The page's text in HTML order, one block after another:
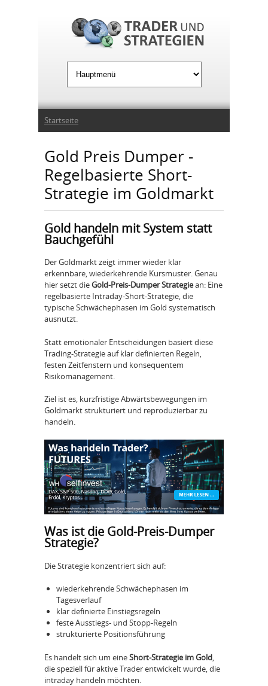
Sie sind hier
Startseite
Gold Preis Dumper -
Regelbasierte Short-
Strategie im Goldmarkt
Gold handeln mit System statt
Bauchgefühl
Der Goldmarkt zeigt immer wieder klar
erkennbare, wiederkehrende Kursmuster. Genau
hier setzt dieGold-Preis-Dumper Strategiean: Eine
regelbasierte Intraday-Short-Strategie, die
typische Schwächephasen im Gold systematisch
ausnutzt.
Statt emotionaler Entscheidungen basiert diese
Trading-Strategie auf klar definierten Regeln,
festen Zeitfenstern und konsequentem
Risikomanagement.
Ziel ist es, kurzfristige Abwärtsbewegungen im
Goldmarkt strukturiert und reproduzierbar zu
handeln.
Was ist die Gold-Preis-Dumper
Strategie?
Die Strategie konzentriert sich auf:
wiederkehrende Schwächephasen im
Tagesverlauf
klar definierte Einstiegsregeln
feste Ausstiegs- und Stopp-Regeln
strukturierte Positionsführung
Es handelt sich um eineShort-Strategie im Gold,
die speziell für aktive Trader entwickelt wurde, die
intraday handeln möchten.